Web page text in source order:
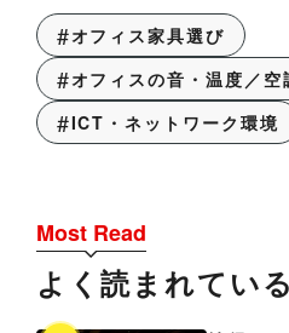
オフィス家具選び
オフィスの音・温度／空
ICT・ネットワーク環境
Most Read
よく読まれてい